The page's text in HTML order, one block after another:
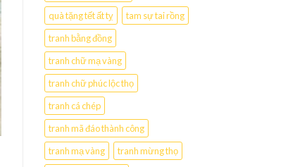
quà tặng tết ất tỵ
tam sự tai rồng
tranh bằng đồng
tranh chữ mạ vàng
tranh chữ phúc lộc thọ
tranh cá chép
tranh mã đáo thành công
tranh mạ vàng
tranh mừng thọ